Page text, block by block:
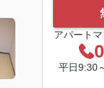
アパート
平日9:30